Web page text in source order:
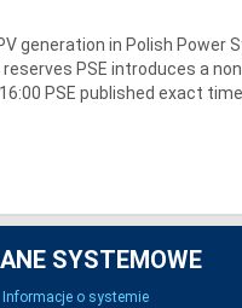
generation in Polish Power
PSE introduces a
PSE published exact
SYSTEMOWE
Informacje o systemie